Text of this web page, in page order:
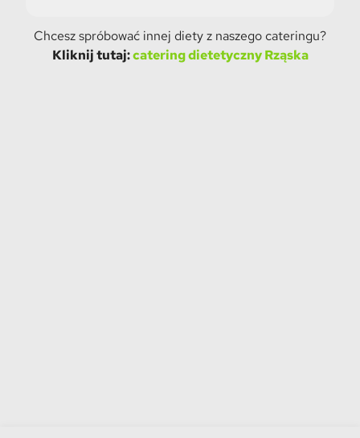
Chcesz spróbować innej diety z naszego cateringu?
Kliknij tutaj:catering dietetyczny Rząska